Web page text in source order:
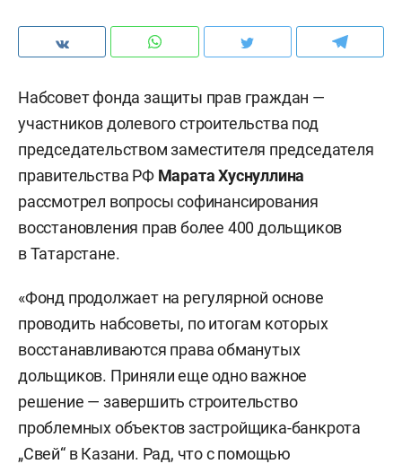
Набсовет фонда защиты прав граждан —
участников долевого строительства под
председательством заместителя председателя
правительства РФ Марата Хуснуллина
рассмотрел вопросы софинансирования
восстановления прав более 400 дольщиков
в Татарстане.
«Фонд продолжает на регулярной основе
проводить набсоветы, по итогам которых
восстанавливаются права обманутых
дольщиков. Приняли еще одно важное
решение — завершить строительство
проблемных объектов застройщика-банкрота
„Свей“ в Казани. Рад, что с помощью